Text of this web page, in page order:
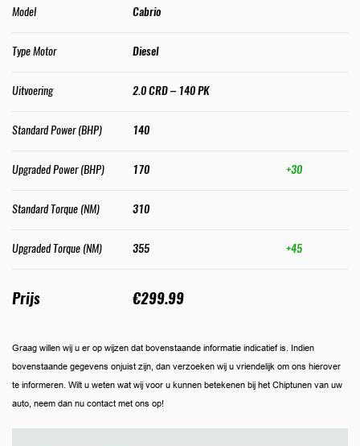
Model Cabrio
Type Motor Diesel
Uitvoering 2.0 CRD – 140 PK
Standard Power (BHP) 140
Upgraded Power (BHP) 170 +30
Standard Torque (NM) 310
Upgraded Torque (NM) 355 +45
Prijs €299.99
Graag willen wij u er op wijzen dat bovenstaande informatie indicatief is. Indien
bovenstaande gegevens onjuist zijn, dan verzoeken wij u vriendelijk om ons hierover
te informeren. Wilt u weten wat wij voor u kunnen betekenen bij het Chiptunen van uw
auto, neem dan nu contact met ons op!